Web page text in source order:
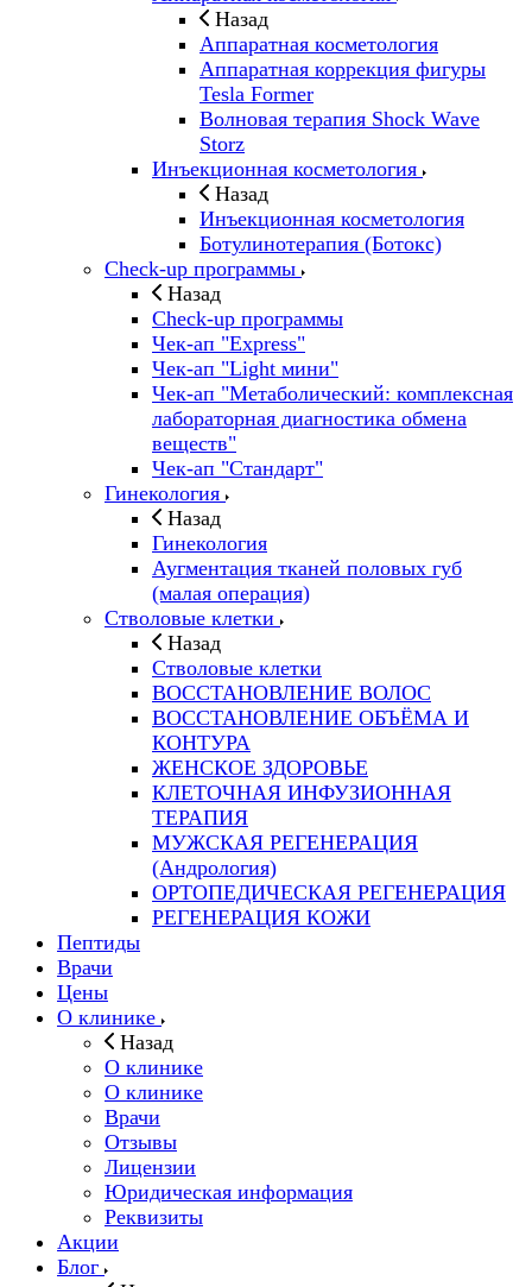
Назад
Аппаратная косметология
Аппаратная коррекция фигуры
Tesla Former
Волновая терапия Shock Wave
Storz
Инъекционная косметология
Назад
Инъекционная косметология
Ботулинотерапия (Ботокс)
Check-up программы
Назад
Check-up программы
Чек-ап "Express"
Чек-ап "Light мини"
Чек-ап "Метаболический: комплексная
лабораторная диагностика обмена
веществ"
Чек-ап "Стандарт"
Гинекология
Назад
Гинекология
Аугментация тканей половых губ
(малая операция)
Стволовые клетки
Назад
Стволовые клетки
ВОССТАНОВЛЕНИЕ ВОЛОС
ВОССТАНОВЛЕНИЕ ОБЪЁМА И
КОНТУРА
ЖЕНСКОЕ ЗДОРОВЬЕ
КЛЕТОЧНАЯ ИНФУЗИОННАЯ
ТЕРАПИЯ
МУЖСКАЯ РЕГЕНЕРАЦИЯ
(Андрология)
ОРТОПЕДИЧЕСКАЯ РЕГЕНЕРАЦИЯ
РЕГЕНЕРАЦИЯ КОЖИ
Пептиды
Врачи
Цены
О клинике
Назад
О клинике
О клинике
Врачи
Отзывы
Лицензии
Юридическая информация
Реквизиты
Акции
Блог